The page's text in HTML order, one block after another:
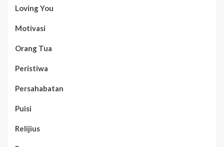
Loving You
Motivasi
Orang Tua
Peristiwa
Persahabatan
Puisi
Relijius